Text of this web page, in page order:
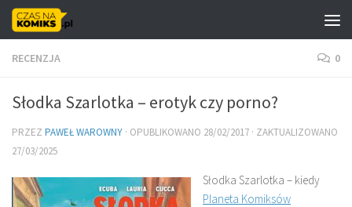
Skip to content
RECENZJA 0
Słodka Szarlotka – erotyk czy porno?
PRZEZ PAWEŁ WAROWNY · OPUBLIKOWANO 28/02/2017 · ZAKTUALIZOWANO
27/03/2025
Słodka Szarlotka – kiedy
Planeta Komiksów